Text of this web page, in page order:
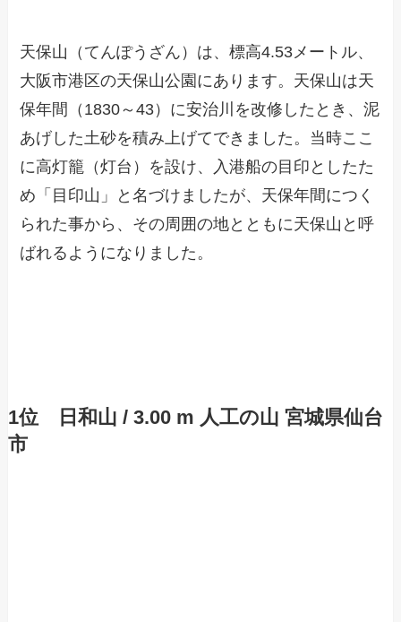
天保山（てんぽうざん）は、標高4.53メートル、
大阪市港区の天保山公園にあります。天保山は天
保年間（1830～43）に安治川を改修したとき、泥
あげした土砂を積み上げてできました。当時ここ
に高灯籠（灯台）を設け、入港船の目印としたた
め「目印山」と名づけましたが、天保年間につく
られた事から、その周囲の地とともに天保山と呼
ばれるようになりました。
1位 日和山 / 3.00 m 人工の山 宮城県仙台
市